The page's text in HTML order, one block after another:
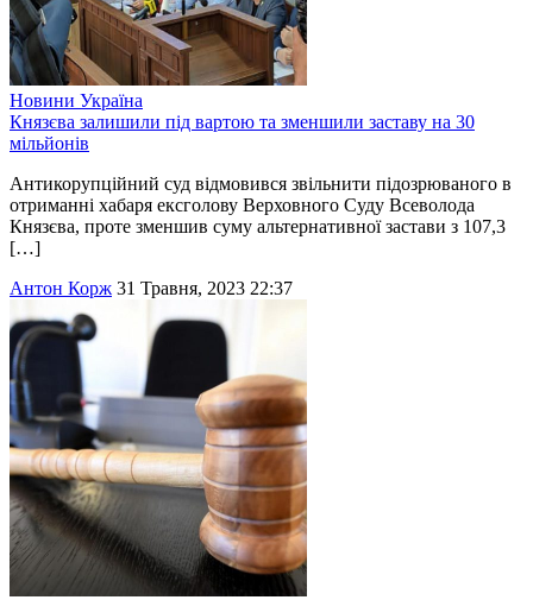
Новини Україна
Князєва залишили під вартою та зменшили заставу на 30
мільйонів
Антикорупційний суд відмовився звільнити підозрюваного в
отриманні хабаря ексголову Верховного Суду Всеволода
Князєва, проте зменшив суму альтернативної застави з 107,3
[…]
Антон Корж 31 Травня, 2023 22:37